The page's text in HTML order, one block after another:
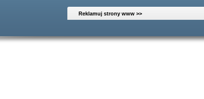
Reklamuj strony www >>